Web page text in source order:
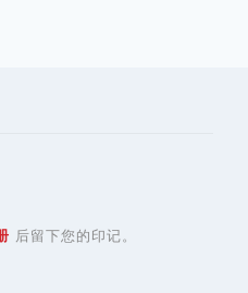
后留下您的印记。